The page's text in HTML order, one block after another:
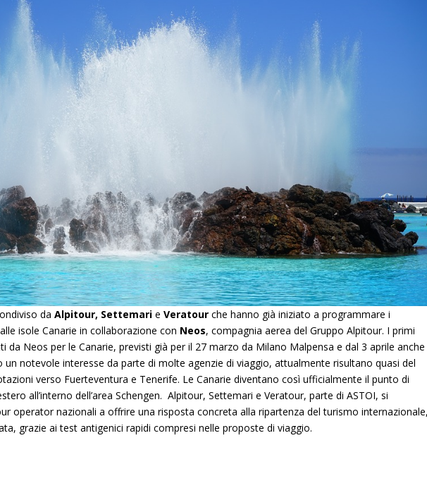
daAlpitour, Settemari eVeratour che hanno già iniziato a programmare i
isole Canarie in collaborazione con Neos, compagnia aerea del Gruppo Alpitour. I primi
da Neos per le Canarie, previsti già per il 27 marzo da Milano Malpensa e dal 3 aprile anche
un notevole interesse da parte di molte agenzie di viaggio, attualmente risultano quasi del
verso Fuerteventura e Tenerife. Le Canarie diventano così ufficialmente il punto di
all’interno dell’area Schengen. Alpitour, Settemari e Veratour, parte di ASTOI, si
operator nazionali a offrire una risposta concreta alla ripartenza del turismo
grazie ai test antigenici rapidi compresi nelle proposte di viaggio.